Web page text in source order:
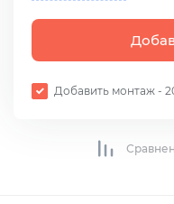
Добавить монтаж -